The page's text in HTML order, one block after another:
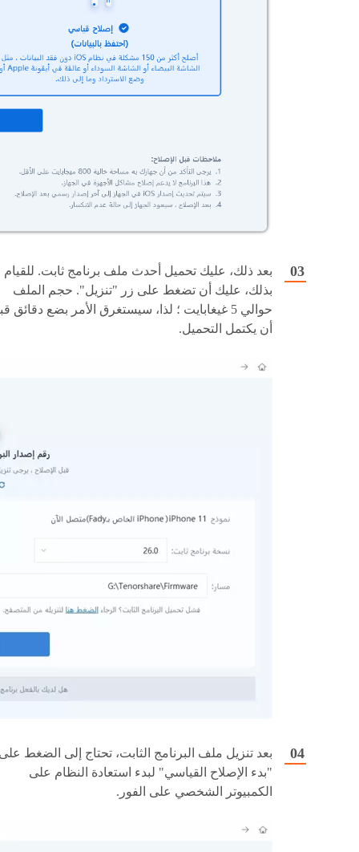
بعد ذلك، عليك تحميل أحدث ملف برنامج ثابت. للقيام
بذلك، عليك أن تضغط على زر "تنزيل". حجم الملف
حوالي 5 غيغابايت ؛ لذا، سيستغرق الأمر بضع دقائق
أن يكتمل التحميل.
بعد تنزيل ملف البرنامج الثابت، تحتاج إلى الضغط
"بدء الإصلاح القياسي" لبدء استعادة النظام على
الكمبيوتر الشخصي على الفور.